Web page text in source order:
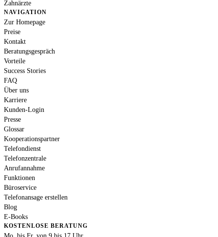
Zahnärzte
NAVIGATION
Zur Homepage
Preise
Kontakt
Beratungsgespräch
Vorteile
Success Stories
FAQ
Über uns
Karriere
Kunden-Login
Presse
Glossar
Kooperationspartner
Telefondienst
Telefonzentrale
Anrufannahme
Funktionen
Büroservice
Telefonansage erstellen
Blog
E-Books
KOSTENLOSE BERATUNG